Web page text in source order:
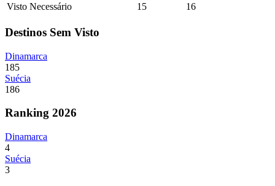
Visto Necessário
15 16
Destinos Sem Visto
Dinamarca
185
Suécia
186
Ranking 2026
Dinamarca
4
Suécia
3